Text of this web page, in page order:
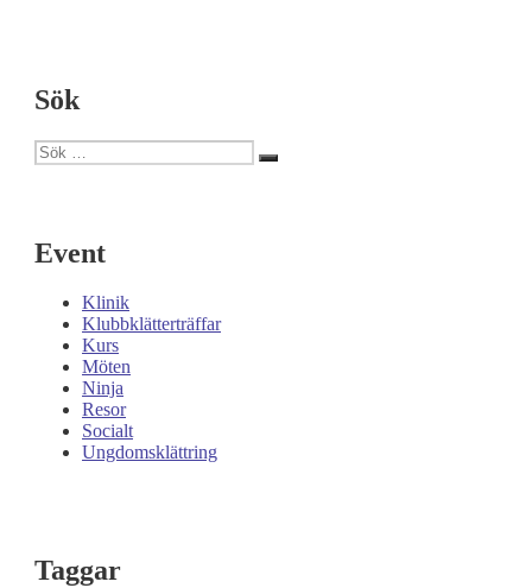
Sök
Sök
efter:
Sök
Event
Klinik
Klubbklätterträffar
Kurs
Möten
Ninja
Resor
Socialt
Ungdomsklättring
Taggar